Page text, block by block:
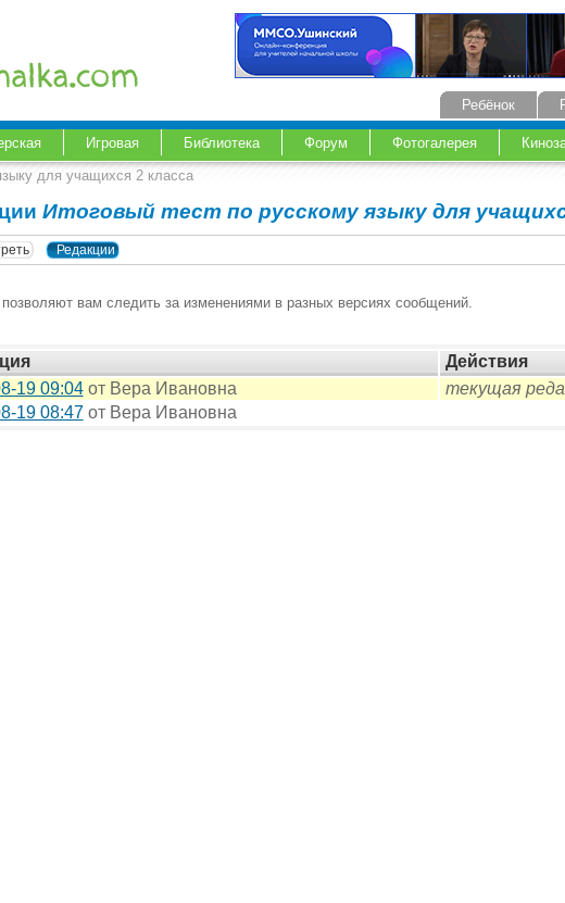
Ребёнок
Игровая Библиотека Форум Фотогалерея
для учащихся 2 класса
Итоговый тест по русскому языку для
Редакции
вам следить за изменениями в разных версиях сообщений.
Действия
19 09:04от Вера Ивановна
текущая
19 08:47 от Вера Ивановна